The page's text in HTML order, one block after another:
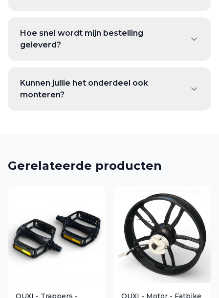
Hoe snel wordt mijn bestelling
geleverd?
Kunnen jullie het onderdeel ook
monteren?
Gerelateerde producten
OUXI - Trappers -
OUXI - Motor - Fatbike